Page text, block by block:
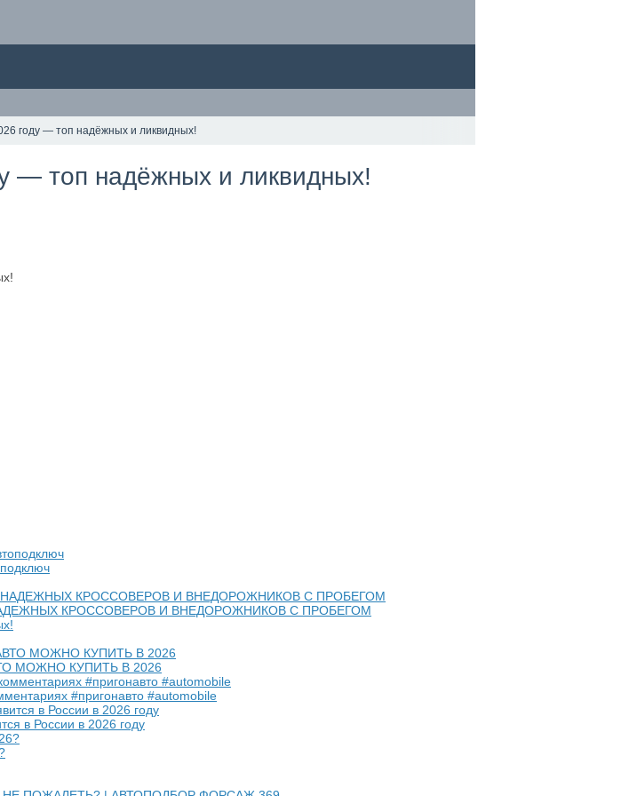
году — топ надёжных и ликвидных!
— топ надёжных и ликвидных!
КРОССОВЕРОВ И ВНЕДОРОЖНИКОВ С ПРОБЕГОМ
МОЖНО КУПИТЬ В 2026
#пригонавто #automobile
в России в 2026 году